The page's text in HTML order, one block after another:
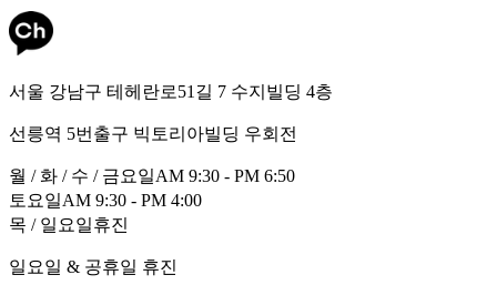
서울 강남구 테헤란로51길 7 수지빌딩 4층
선릉역 5번출구 빅토리아빌딩 우회전
월 / 화 / 수 / 금요일AM 9:30 - PM 6:50
토요일AM 9:30 - PM 4:00
목 / 일요일휴진
일요일 & 공휴일 휴진